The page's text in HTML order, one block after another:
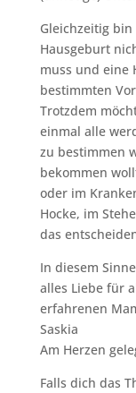
Gleichzeitig
Hausgeburt
muss und eine
bestimmten
Trotzdem
einmal alle
zu bestimmen
bekommen
oder im
Hocke, im
das
In diesem Sinne
alles Liebe für
erfahrenen
Saskia
Am Herzen
Falls dich das